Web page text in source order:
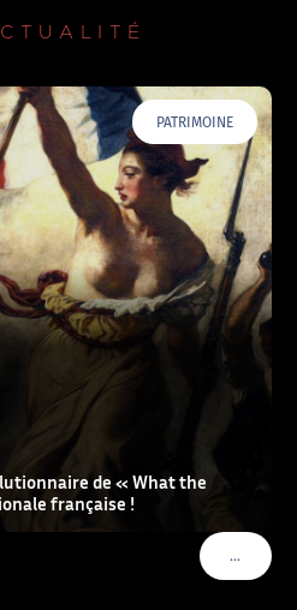
PATRIMOINE
de « What the
française !
…VOIR